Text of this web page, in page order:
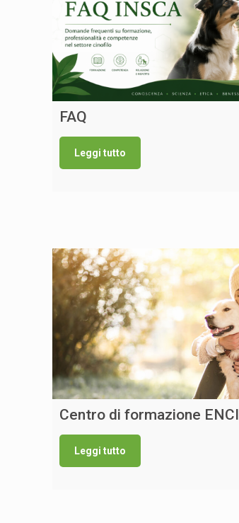
FAQ
Leggi tutto
Centro di formazione ENCI
Leggi tutto